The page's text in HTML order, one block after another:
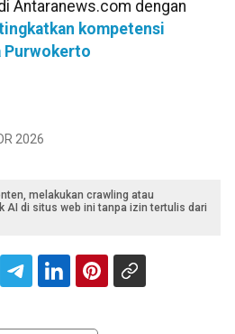
Antaranews.com dengan
tingkatkan kompetensi
Purwokerto
2026
melakukan crawling atau
AI di situs web ini tanpa izin tertulis dari